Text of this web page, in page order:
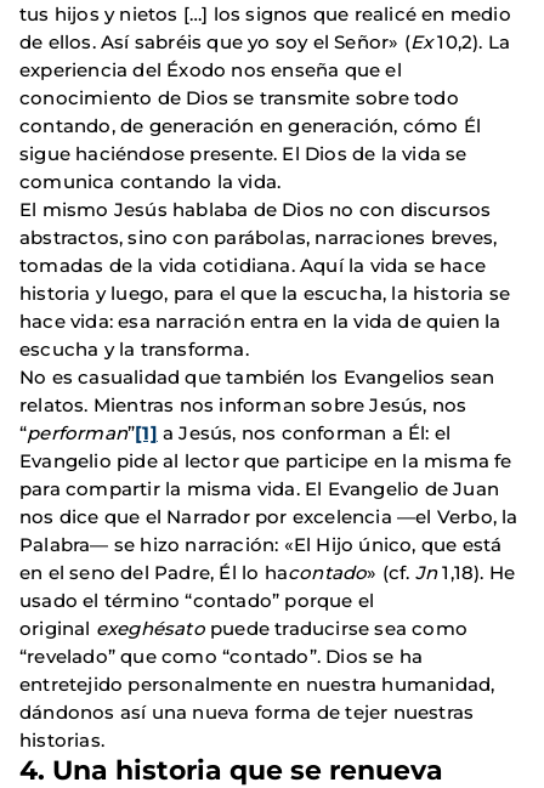
tus hijos y nietos […] los signos que realicé en medio
de ellos. Así sabréis que yo soy el Señor» (Ex10,2). La
experiencia del Éxodo nos enseña que el
conocimiento de Dios se transmite sobre todo
contando, de generación en generación, cómo Él
sigue haciéndose presente. El Dios de la vida se
comunica contando la vida.
El mismo Jesús hablaba de Dios no con discursos
abstractos, sino con parábolas, narraciones breves,
tomadas de la vida cotidiana. Aquí la vida se hace
historia y luego, para el que la escucha, la historia se
hace vida: esa narración entra en la vida de quien la
escucha y la transforma.
No es casualidad que también los Evangelios sean
relatos. Mientras nos informan sobre Jesús, nos
“performan”[1] a Jesús, nos conforman a Él: el
Evangelio pide al lector que participe en la misma fe
para compartir la misma vida. El Evangelio de Juan
nos dice que el Narrador por excelencia —el Verbo, la
Palabra— se hizo narración: «El Hijo único, que está
en el seno del Padre, Él lo hacontado» (cf. Jn1,18). He
usado el término “contado” porque el
original exeghésatopuede traducirse sea como
“revelado” que como “contado”. Dios se ha
entretejido personalmente en nuestra humanidad,
dándonos así una nueva forma de tejer nuestras
historias.
4. Una historia que se renueva